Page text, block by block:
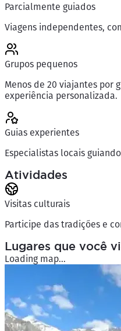
Parcialmente guiados
Viagens independentes,
Grupos pequenos
Menos de 20 viajantes por
experiência personalizada.
Guias experientes
Especialistas locais
Atividades
Visitas culturais
Participe das tradições e
Lugares que você
Loading map...